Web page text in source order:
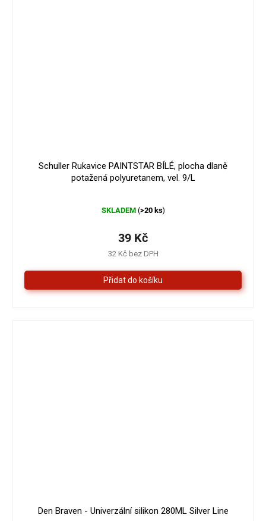
Schuller Rukavice PAINTSTAR BÍLÉ, plocha dlaně
potažená polyuretanem, vel. 9/L
hodnocení
je
z
5
hvězdiček.
SKLADEM (>20 ks)
32 Kč bez DPH
39 Kč
Den Braven - Univerzální silikon 280ML Silver Line